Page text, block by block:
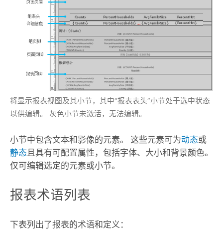
将显示报表视图及其小节，其中“报表表头”小节处于选中状态
以供编辑。 灰色小节未激活，无法编辑。
小节中包含文本和影像的元素。 这些元素可为动态或
静态且具有可配置属性，包括字体、大小和背景颜色。
仅可编辑选定的元素或小节。
报表术语列表
下表列出了报表的术语和定义：